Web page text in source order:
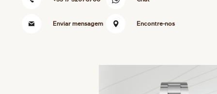
Enviar mensagem Encontre-nos